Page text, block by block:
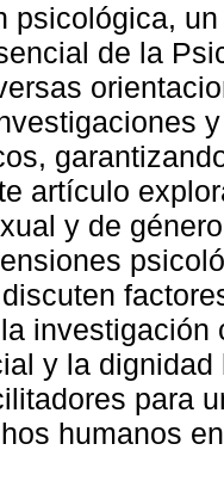
psicológica,
de la
artículo
y de
y la
para
humanos